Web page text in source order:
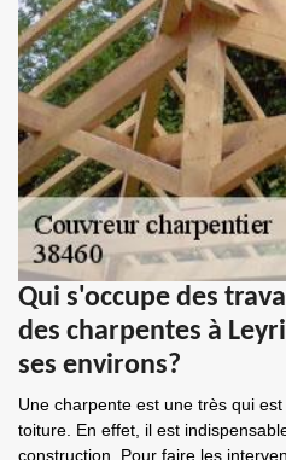
Qui s'occupe des
des charpentes à
ses environs?
Une charpente est une très qui
toiture. En effet, il est
construction. Pour faire les